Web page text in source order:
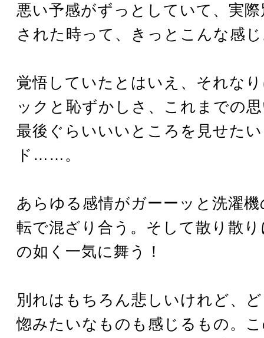
悪い予感がずっとしていて、実
された時って、きっとこんな感
覚悟していたとはいえ、それな
ックと恥ずかしさ、これまでの
最後ぐらいいいところを見せた
ド……。
あらゆる感情がガーーッと洗濯
転で混ざり合う。そして散り散
の如く一気に舞う！
別れはもちろん悲しいけれど、
惚みたいなものも感じるもの。